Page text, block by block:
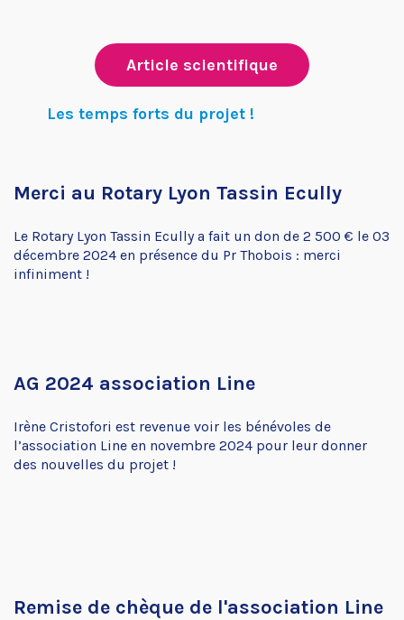
Article scientifique
Les temps forts du projet !
Merci au Rotary Lyon Tassin Ecully
Le Rotary Lyon Tassin Ecully a fait un don de 2 500 € le 03
décembre 2024 en présence du Pr Thobois : merci
infiniment !
AG 2024 association Line
Irène Cristofori est revenue voir les bénévoles de
l’association Line en novembre 2024 pour leur donner
des nouvelles du projet !
Remise de chèque de l'association Line